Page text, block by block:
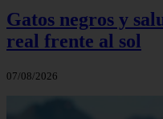
Gatos negros y
real frente al sol
07/08/2026